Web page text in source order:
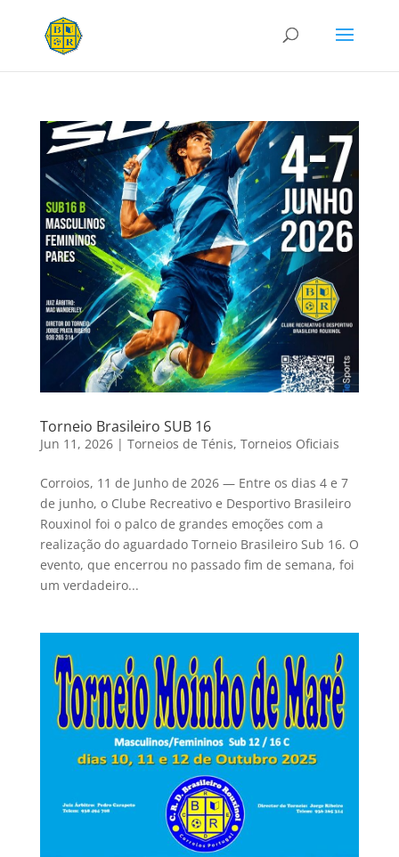
Torneio Brasileiro SUB 16
Jun 11, 2026| Torneios de Ténis, Torneios Oficiais
Corroios, 11 de Junho de 2026 — Entre os dias 4 e 7
de junho, o Clube Recreativo e Desportivo Brasileiro
Rouxinol foi o palco de grandes emoções com a
realização do aguardado Torneio Brasileiro Sub 16. O
evento, que encerrou no passado fim de semana, foi
um verdadeiro...